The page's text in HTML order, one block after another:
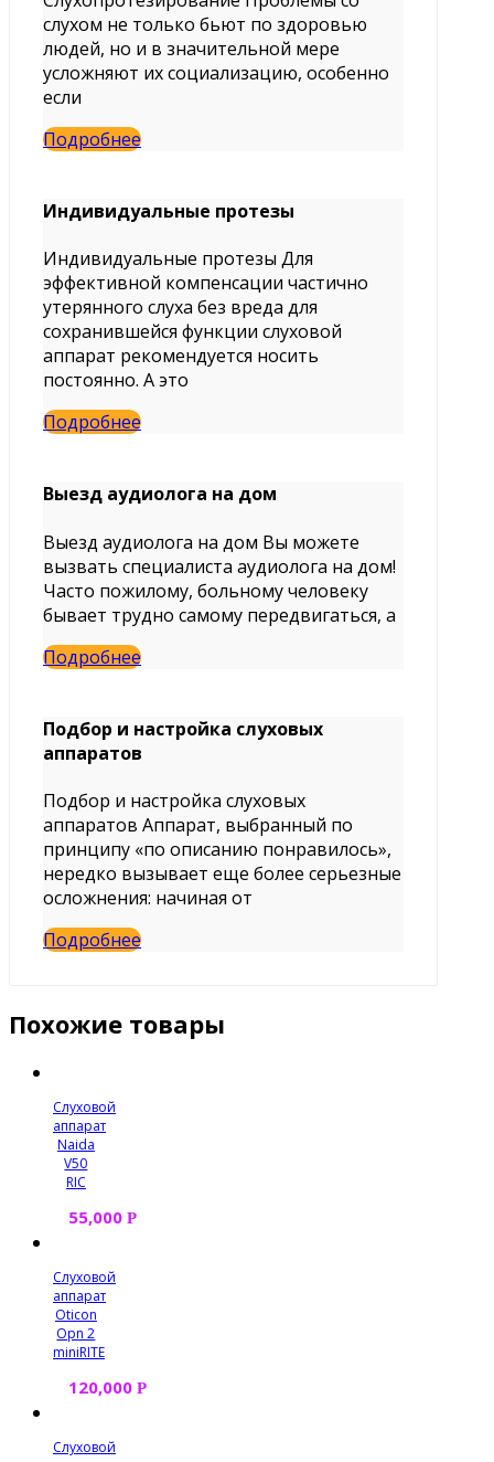
слухом не только бьют по здоровью
людей, но и в значительной мере
усложняют их социализацию, особенно
если
Подробнее
Индивидуальные протезы
Индивидуальные протезы Для
эффективной компенсации частично
утерянного слуха без вреда для
сохранившейся функции слуховой
аппарат рекомендуется носить
постоянно. А это
Подробнее
Выезд аудиолога на дом
Выезд аудиолога на дом Вы можете
вызвать специалиста аудиолога на дом!
Часто пожилому, больному человеку
бывает трудно самому передвигаться, а
Подробнее
Подбор и настройка слуховых
аппаратов
Подбор и настройка слуховых
аппаратов Аппарат, выбранный по
принципу «по описанию понравилось»,
нередко вызывает еще более серьезные
осложнения: начиная от
Подробнее
Похожие товары
Слуховой
аппарат
Naida
V50
RIC
55,000 Р
Слуховой
аппарат
Oticon
Opn 2
miniRITE
120,000 Р
Слуховой